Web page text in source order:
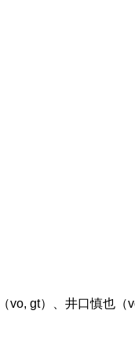
gt）、井口慎也（